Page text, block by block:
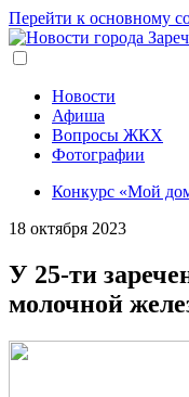
Перейти к основному
Новости
Афиша
Вопросы ЖКХ
Фотографии
Конкурс «Мой
18 октября 2023
У 25-ти
молочной